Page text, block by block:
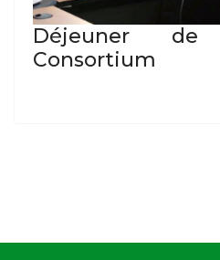
Déjeuner
Consortium